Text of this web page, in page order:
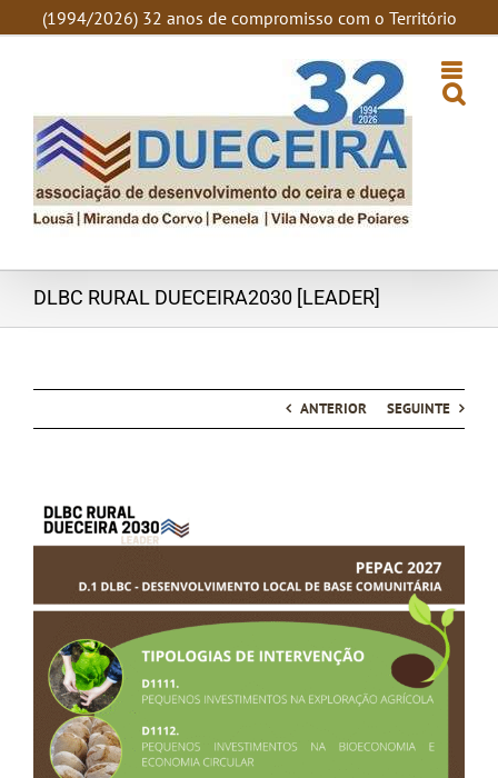
(1994/2026) 32 anos de compromisso com o Território
DLBC RURAL DUECEIRA2030 [LEADER]
ANTERIOR SEGUINTE
VIEW
LARGER
IMAGE